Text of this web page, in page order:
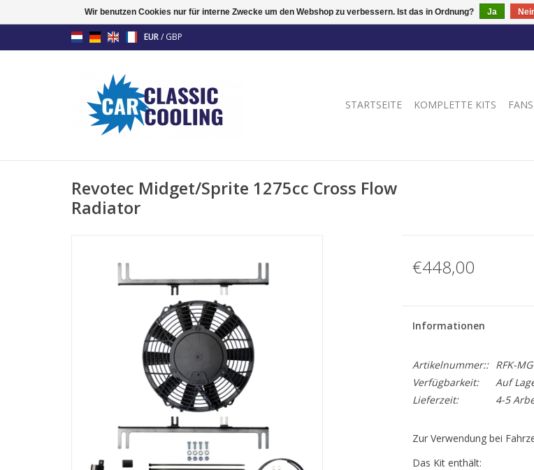
EUR/ GBP
STARTSEITE KOMPLETTE KITS FANS
Revotec Midget/Sprite 1275cc Cross Flow
Radiator
€448,00
Informationen
Artikelnummer::
RFK-
Verfügbarkeit:
Auf
Lieferzeit:
4-5
Zur Verwendung bei
Das Kit enthält:
Wir benutzen Cookies nur für interne Zwecke um den Webshop zu verbessern. Ist das in Ordnung? Ja